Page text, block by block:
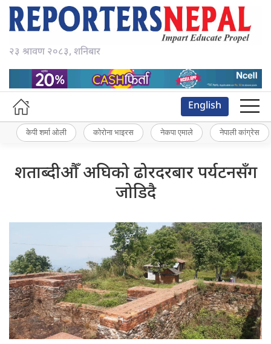
२३ श्रावण २०८३, शनिबार
English
केपी शर्मा ओली कोरोना भाइरस नेकपा एमाले नेपाली कांग्रेस
शताब्दीऔँ अघिको ढोरदरबार पर्यटनसँग
जोडिदै